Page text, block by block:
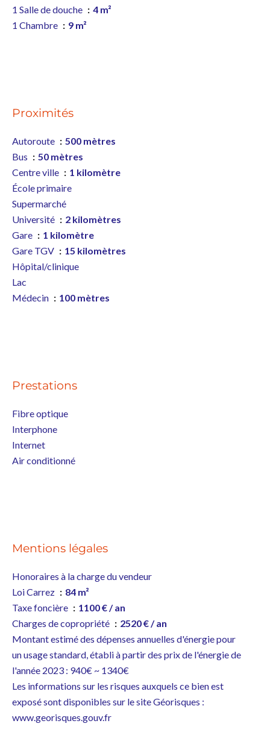
1 Salle de douche
4 m²
1 Chambre
9 m²
Proximités
Autoroute
500 mètres
Bus
50 mètres
Centre ville
1 kilomètre
École primaire
Supermarché
Université
2 kilomètres
Gare
1 kilomètre
Gare TGV
15 kilomètres
Hôpital/clinique
Lac
Médecin
100 mètres
Prestations
Fibre optique
Interphone
Internet
Air conditionné
Mentions légales
Honoraires à la charge du vendeur
Loi Carrez
84 m²
Taxe foncière
1100 € / an
Charges de copropriété
2520 € / an
Montant estimé des dépenses annuelles d'énergie pour
un usage standard, établi à partir des prix de l'énergie de
l'année 2023 : 940€ ~ 1340€
Les informations sur les risques auxquels ce bien est
exposé sont disponibles sur le site Géorisques :
www.georisques.gouv.fr